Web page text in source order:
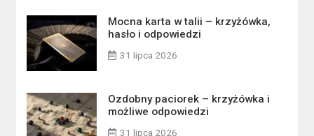
Mocna karta w talii – krzyżówka,
hasło i odpowiedzi
31 lipca 2026
Ozdobny paciorek – krzyżówka i
możliwe odpowiedzi
31 lipca 2026